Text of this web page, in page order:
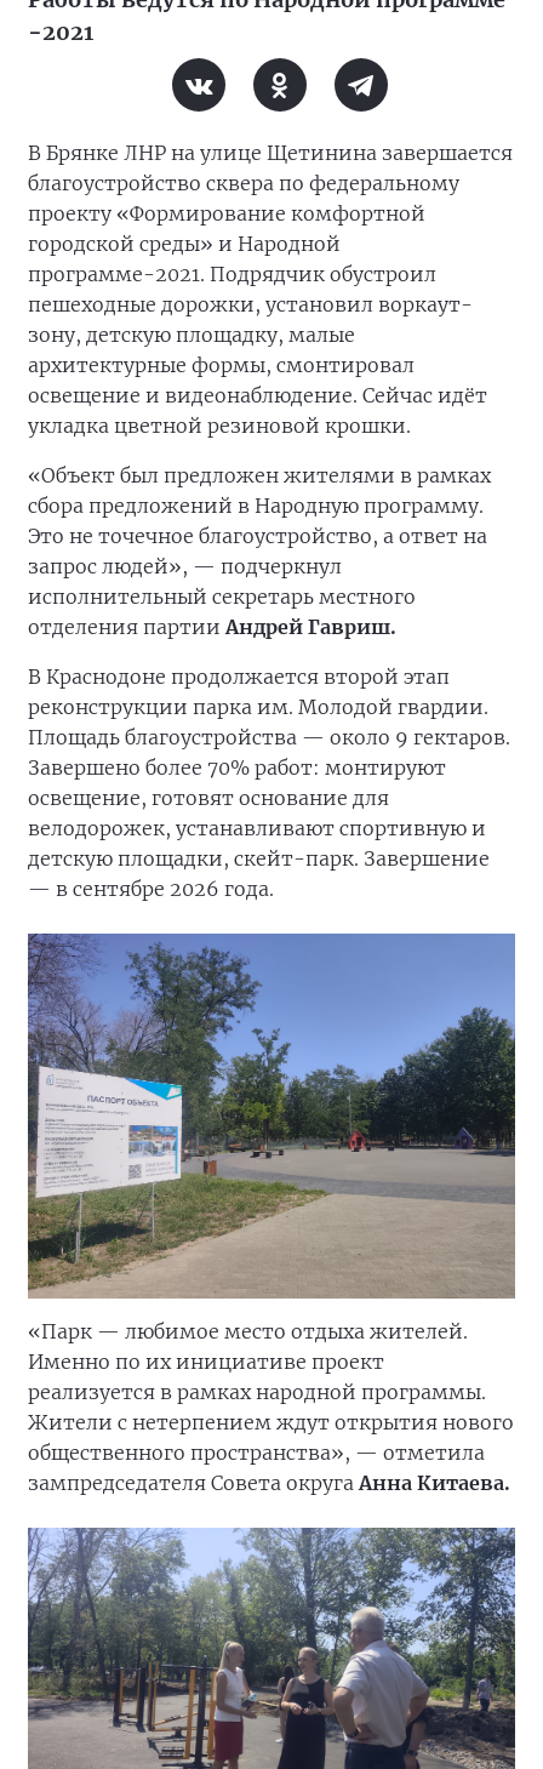
−2021
В Брянке ЛНР на улице Щетинина завершается
благоустройство сквера по федеральному
проекту «Формирование комфортной
городской среды» и Народной
программе-2021. Подрядчик обустроил
пешеходные дорожки, установил воркаут-
зону, детскую площадку, малые
архитектурные формы, смонтировал
освещение и видеонаблюдение. Сейчас идёт
укладка цветной резиновой крошки.
«Объект был предложен жителями в рамках
сбора предложений в Народную программу.
Это не точечное благоустройство, а ответ на
запрос людей», — подчеркнул
исполнительный секретарь местного
отделения партии Андрей Гавриш.
В Краснодоне продолжается второй этап
реконструкции парка им. Молодой гвардии.
Площадь благоустройства — около 9 гектаров.
Завершено более 70% работ: монтируют
освещение, готовят основание для
велодорожек, устанавливают спортивную и
детскую площадки, скейт-парк. Завершение
— в сентябре 2026 года.
«Парк — любимое место отдыха жителей.
Именно по их инициативе проект
реализуется в рамках народной программы.
Жители с нетерпением ждут открытия нового
общественного пространства», — отметила
зампредседателя Совета округаАнна Китаева.